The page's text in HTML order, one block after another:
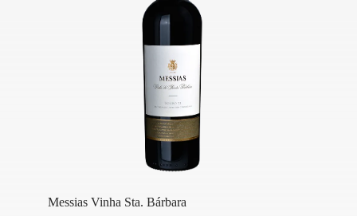
Messias Vinha Sta. Bárbara